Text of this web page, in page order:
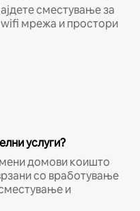
сместување за
wifi мрежа и простори
услуги?
домови коишто
со вработување
и